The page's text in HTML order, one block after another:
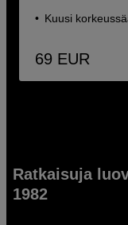
Kuusi
69 EUR
Ratkaisuja
1982